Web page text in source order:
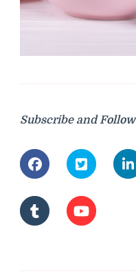
Subscribe and Follow